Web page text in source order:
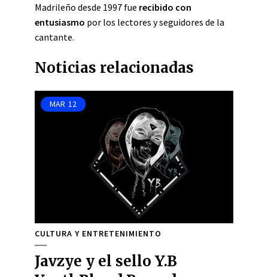
Madrileño desde 1997 fue recibido con
entusiasmo por los lectores y seguidores de la
cantante.
Noticias relacionadas
MAR 12
CULTURA Y ENTRETENIMIENTO
Javzye y el sello Y.B